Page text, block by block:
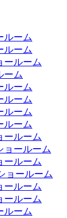
ルーム
ルーム
ールーム
ーム
ルーム
ルーム
ルーム
ルーム
ールーム
ョールーム
ールーム
ョールーム
ールーム
ールーム
ルーム